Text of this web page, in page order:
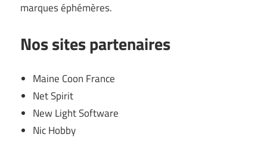
marques éphémères.
Nos sites partenaires
Maine Coon France
Net Spirit
New Light Software
Nic Hobby